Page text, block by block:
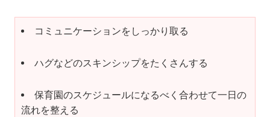
コミュニケーションをしっかり取る
ハグなどのスキンシップをたくさんする
保育園のスケジュールになるべく合わせて一日の
流れを整える